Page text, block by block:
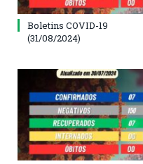
Boletins COVID-19
(31/08/2024)